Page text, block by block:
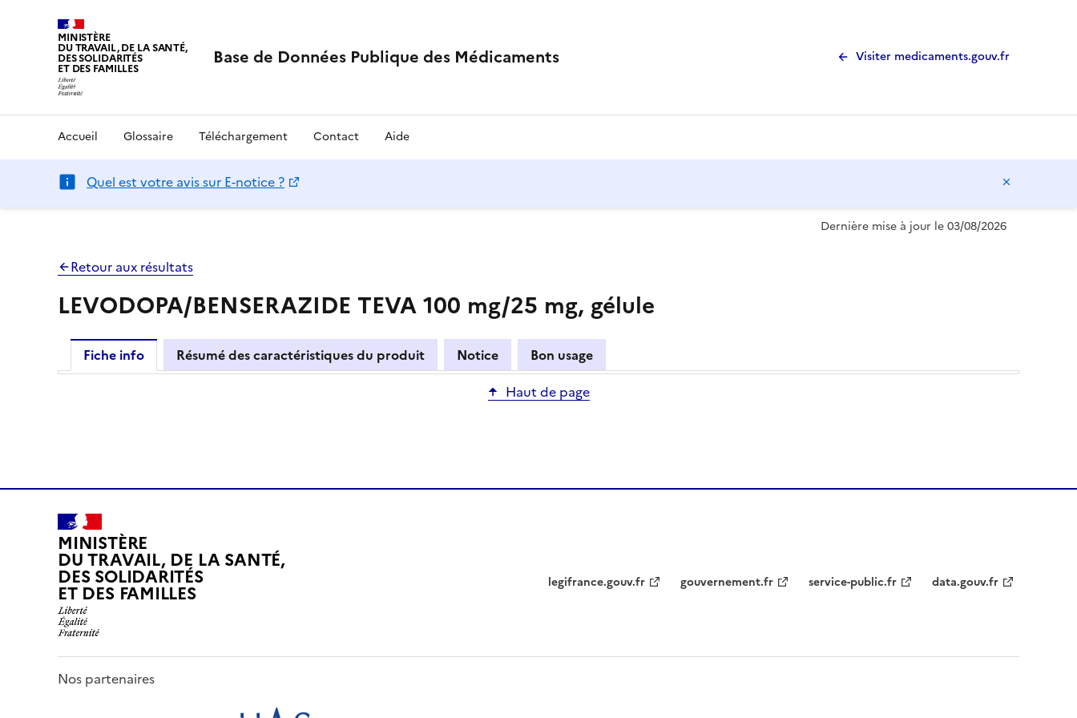
MINISTÈRE
DU TRAVAIL, DE LA SANTÉ,
DES SOLIDARITÉS
ET DES FAMILLES Base de Données Publique des Médicaments Visiter medicaments.gouv.fr
Accueil Glossaire Téléchargement Contact Aide
Quel est votre avis sur E-notice ?
Dernière mise à jour le 03/08/2026
Retour aux résultats
LEVODOPA/BENSERAZIDE TEVA 100 mg/25 mg, gélule
Fiche info Résumé des caractéristiques du produit Notice
Bon usage
Haut de page
MINISTÈRE
DU TRAVAIL, DE LA SANTÉ,
DES SOLIDARITÉS
ET DES FAMILLES legifrance.gouv.fr gouvernement.fr service-public.fr data.gouv.fr
Nos partenaires